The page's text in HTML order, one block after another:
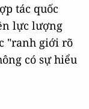
tác quốc
lực lượng
"ranh giới rõ
có sự hiểu